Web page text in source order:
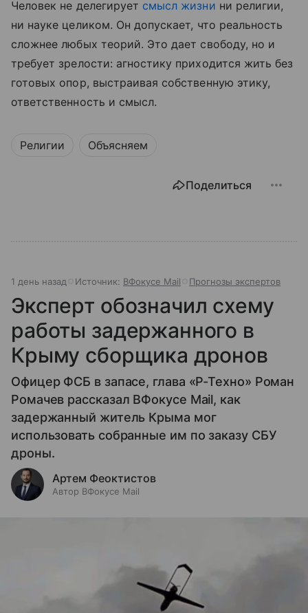
Человек не делегирует смысл жизни ни религии,
ни науке целиком. Он допускает, что реальность
сложнее любых теорий. Это дает свободу, но и
требует зрелости: агностику приходится жить без
готовых опор, выстраивая собственную этику,
ответственность и смысл.
Религии Объясняем
Поделиться
1 день назад Источник: ВФокусе Mail Прогнозы экспертов
Эксперт обозначил схему
работы задержанного в
Крыму сборщика дронов
Офицер ФСБ в запасе, глава «Р-Техно» Роман
Ромачев рассказал ВФокусе Mail, как
задержанный житель Крыма мог
использовать собранные им по заказу СБУ
дроны.
Артем Феоктистов
Автор ВФокусе Mail